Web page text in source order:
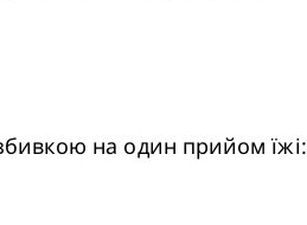
на один прийом їжі: